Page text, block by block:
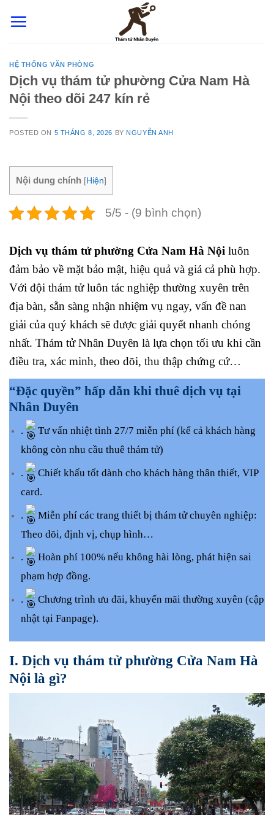
HỆ THỐNG VĂN PHÒNG
Dịch vụ thám tử phường Cửa Nam Hà
Nội theo dõi 247 kín rẻ
POSTED ON 5 THÁNG 8, 2026 BY NGUYỄN ANH
Nội dung chính [Hiện]
5/5 - (9 bình chọn)
Dịch vụ thám tử phường Cửa Nam Hà Nội luôn
đảm bảo về mặt bảo mật, hiệu quả và giá cả phù hợp.
Với đội thám tử luôn tác nghiệp thường xuyên trên
địa bàn, sẵn sàng nhận nhiệm vụ ngay, vấn đề nan
giải của quý khách sẽ được giải quyết nhanh chóng
nhất. Thám tử Nhân Duyên là lựa chọn tối ưu khi cần
điều tra, xác minh, theo dõi, thu thập chứng cứ…
“Đặc quyền” hấp dẫn khi thuê dịch vụ tại
Nhân Duyên
.
Tư vấn nhiệt tình 27/7 miễn phí (kể cả khách hàng
không còn nhu cầu thuê thám tử)
.
Chiết khấu tốt dành cho khách hàng thân thiết, VIP
card.
.
Miễn phí các trang thiết bị thám tử chuyên nghiệp:
Theo dõi, định vị, chụp hình…
.
Hoàn phí 100% nếu không hài lòng, phát hiện sai
phạm hợp đồng.
.
Chương trình ưu đãi, khuyến mãi thường xuyên (cập
nhật tại Fanpage).
I. Dịch vụ thám tử phường Cửa Nam Hà
Nội là gì?